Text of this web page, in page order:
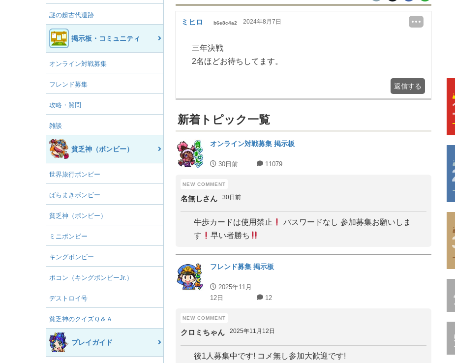
謎の超古代遺跡
掲示板・コミュニティ
オンライン対戦募集
フレンド募集
攻略・質問
雑談
貧乏神（ボンビー）
世界旅行ボンビー
ばらまきボンビー
貧乏神（ボンビー）
ミニボンビー
キングボンビー
ポコン（キングボンビーJr.）
デストロイ号
貧乏神のクイズＱ＆Ａ
プレイガイド
ミヒロ b6e8c4a2 2024年8月7日
三年決戦
2名ほどお待ちしてます。
返信する
新着トピック一覧
オンライン対戦募集 掲示板
30日前 11079
名無しさん 30日前
牛歩カードは使用禁止
パスワードなし 参加募集お願いしま
す
早い者勝ち
フレンド募集 掲示板
2025年11月
12日
12
クロミちゃん 2025年11月12日
後1人募集中です! コメ無し参加大歓迎です!